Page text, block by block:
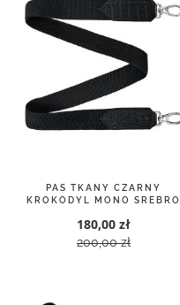
PAS TKANY CZARNY
KROKODYL MONO SREBRO
180,00 zł
200,00 zł